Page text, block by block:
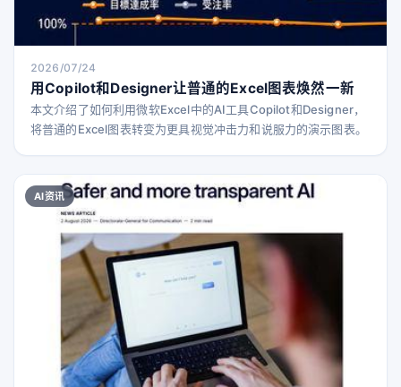
2026/07/24
用Copilot和Designer让普通的Excel图表焕然一新
本文介绍了如何利用微软Excel中的AI工具Copilot和Designer，
将普通的Excel图表转变为更具视觉冲击力和说服力的演示图表。
AI资讯